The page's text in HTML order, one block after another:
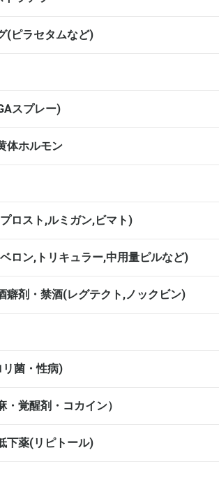
(ピラセタムなど)
スプレー)
体ホルモン
ロスト,ルミガン,ビマト)
ロン,トリキュラー,中用量ピルなど)
癖剤・禁酒(レグテクト,ノックビン)
菌・性病)
・覚醒剤・コカイン）
下薬(リピトール)